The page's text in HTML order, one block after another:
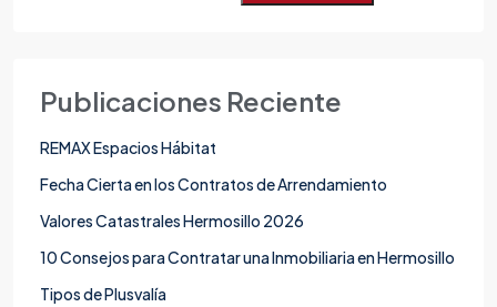
Publicaciones Reciente
REMAX Espacios Hábitat
Fecha Cierta en los Contratos de Arrendamiento
Valores Catastrales Hermosillo 2026
10 Consejos para Contratar una Inmobiliaria en Hermosillo
Tipos de Plusvalía